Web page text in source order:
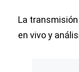
La
en vivo y